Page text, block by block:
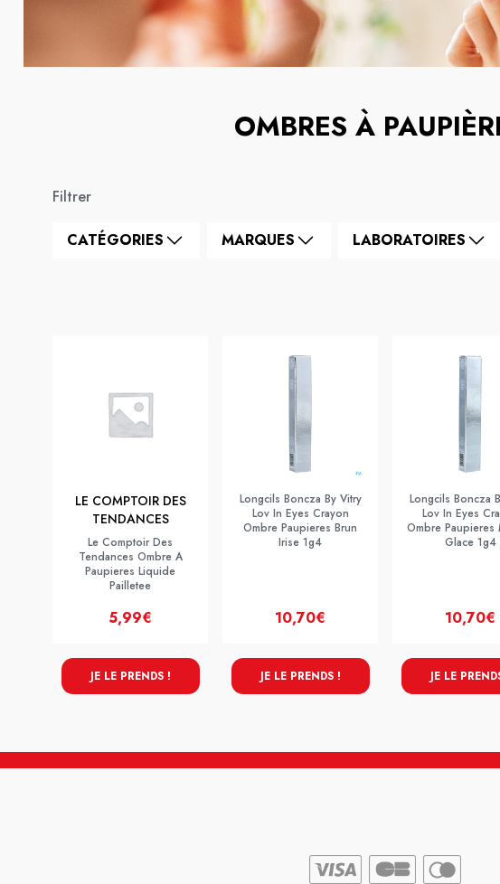
OMBRES À
Filtrer
CATÉGORIES MARQUES LABORATOIRES
LE COMPTOIR DES
TENDANCES
Le Comptoir Des
Tendances Ombre A
Paupieres Liquide
Pailletee
5,99€
JE LE PRENDS !
Longcils Boncza By Vitry
Lov In Eyes Crayon
Ombre Paupieres Brun
Irise 1g4
10,70€
JE LE PRENDS !
Longcils Boncza
Lov In Eyes
Ombre Paupieres
Glace 1g4
10,70€
JE LE